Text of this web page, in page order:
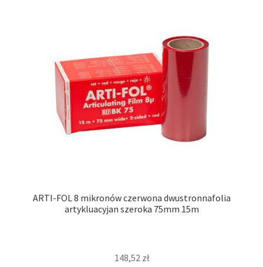
ARTI-FOL 8 mikronów czerwona dwustronnafolia
artykluacyjan szeroka 75mm 15m
148,52 zł